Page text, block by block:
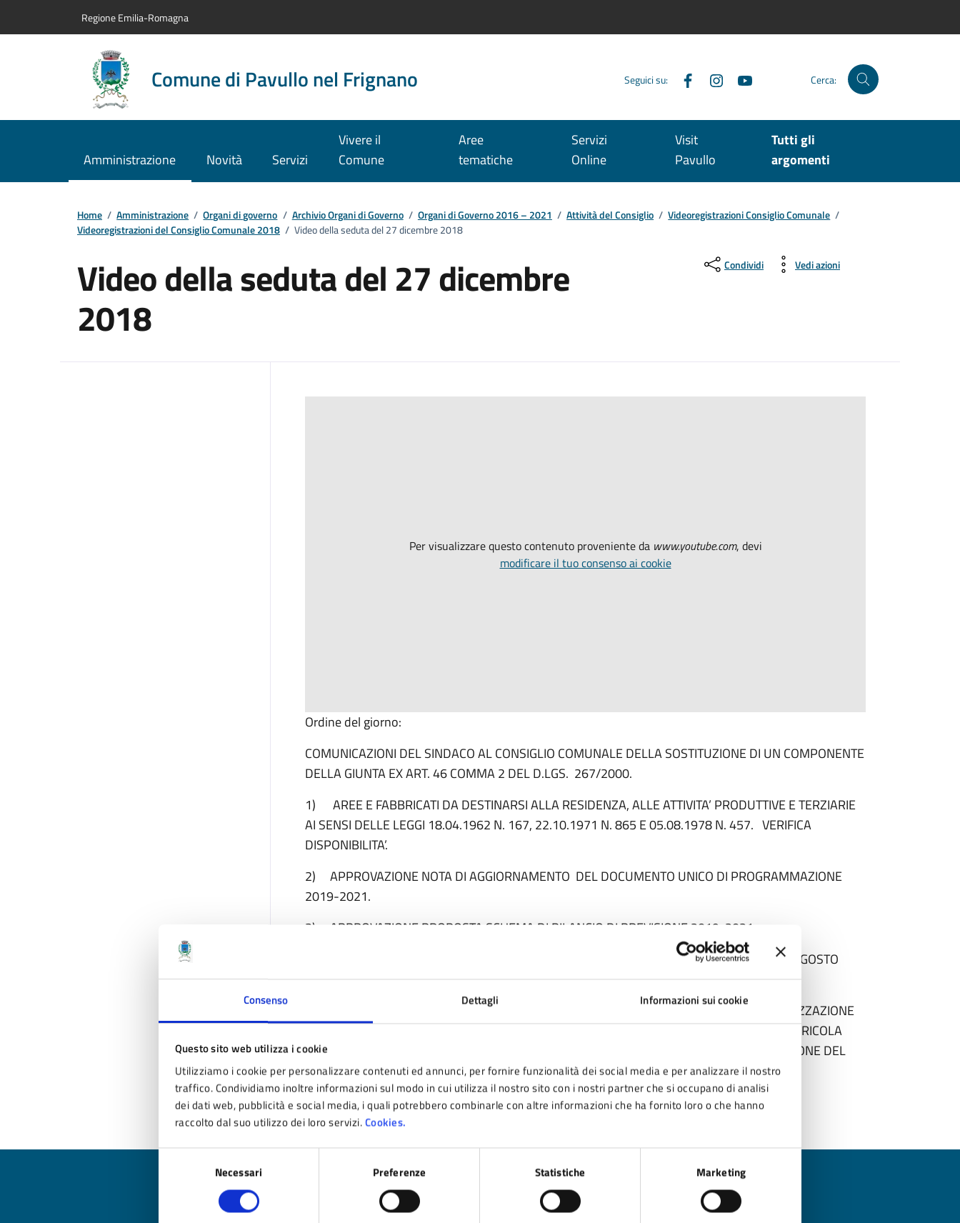
Consenso Dettagli Informazioni sui cookie
Questo sito web utilizza i cookie
Utilizziamo i cookie per personalizzare contenuti ed annunci, per fornire funzionalità dei social media e per analizzare il nostro
traffico. Condividiamo inoltre informazioni sul modo in cui utilizza il nostro sito con i nostri partner che si occupano di analisi
dei dati web, pubblicità e social media, i quali potrebbero combinarle con altre informazioni che ha fornito loro o che hanno
raccolto dal suo utilizzo dei loro servizi.Cookies.
Necessari Preferenze Statistiche Marketing
Regione Emilia-Romagna
Comune di Pavullo nel Frignano Seguici su: FacebookInstagram Cerca:
Amministrazione Novità Servizi
Vivere il
Comune
Aree
tematiche
Servizi
Online
Visit
Pavullo
Tutti gli
argomenti
Home / Amministrazione / Organi di governo / Archivio Organi di Governo / Organi di Governo 2016 – 2021 / Attività del Consiglio / Videoregistrazioni Consiglio Comunale /
Videoregistrazioni del Consiglio Comunale 2018 / Video della seduta del 27 dicembre 2018
Video della seduta del 27 dicembre
2018
Condividi Vedi azioni
Per visualizzare questo contenuto proveniente da www.youtube.com, devi
modificare il tuo consenso ai cookie
Ordine del giorno:
COMUNICAZIONI DEL SINDACO AL CONSIGLIO COMUNALE DELLA SOSTITUZIONE DI UN COMPONENTE
DELLA GIUNTA EX ART. 46 COMMA 2 DEL D.LGS. 267/2000.
1) AREE E FABBRICATI DA DESTINARSI ALLA RESIDENZA, ALLE ATTIVITA’ PRODUTTIVE E TERZIARIE
AI SENSI DELLE LEGGI 18.04.1962 N. 167, 22.10.1971 N. 865 E 05.08.1978 N. 457. VERIFICA
DISPONIBILITA’.
2) APPROVAZIONE NOTA DI AGGIORNAMENTO DEL DOCUMENTO UNICO DI PROGRAMMAZIONE
2019-2021.
3) APPROVAZIONE PROPOSTA SCHEMA DI BILANCIO DI PREVISIONE 2019-2021.
4) REVISIONE PERIODICA DELLE PARTECIPAZIONI AI SENSI DELL’ART. 20 DEL D.LGS. 19 AGOSTO
2016 N. 175 E S.M.E I.
5) PROCEDIMENTO UNICO AI SENSI ART. 53 C. 1 LETT. B, DELLA L.R. 24/2017 PER REALIZZAZIONE
DI NUOVA STALLA PER BOVINI DA LATTE IN VIA PRATOLINO A SERVIZIO DELLA SOCIETA’ AGRICOLA
SERRAPARENTI S.S., IN VARIANTE AGLI STRUMENTI DI PIANIFICAZIONE VIGENTI. ESPRESSIONE DEL
PARERE DI COMPETENZA.